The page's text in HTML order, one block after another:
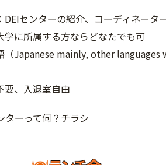
DEIセンターの紹介、コーディネータ
学に所属する方ならどなたでも可
（Japanese mainly, other languages
、入退室自由
ターって何？チラシ